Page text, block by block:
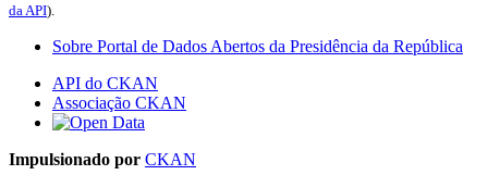
da API).
Sobre Portal de Dados Abertos da Presidência da República
API do CKAN
Associação CKAN
Impulsionado por CKAN